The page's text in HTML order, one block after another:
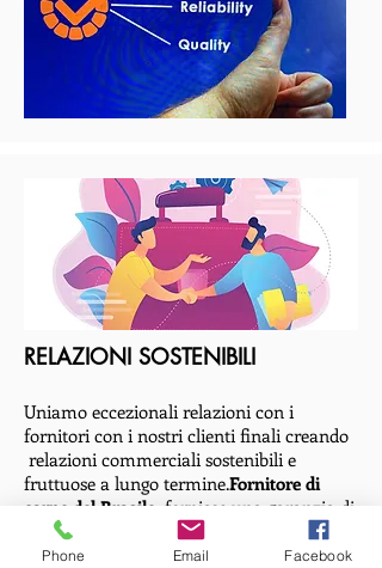
RELAZIONI SOSTENIBILI
Uniamo eccezionali relazioni con i
fornitori con i nostri clienti finali creando
relazioni commerciali sostenibili e
fruttuose a lungo termine.Fornitore di
carne del Brasile fornisce una garanzia di
fornitura tutto l&#39;anno, che è ciò che i
nostri clienti richiedono.
Phone Email Facebook